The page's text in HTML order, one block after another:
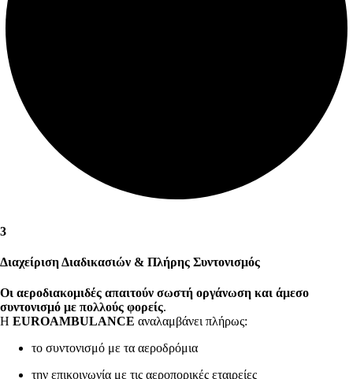
3
Διαχείριση Διαδικασιών & Πλήρης Συντονισμός
Οι αεροδιακομιδές απαιτούν σωστή οργάνωση και άμεσο
συντονισμό με πολλούς φορείς.
Η EUROAMBULANCE αναλαμβάνει πλήρως:
το συντονισμό με τα αεροδρόμια
την επικοινωνία με τις αεροπορικές εταιρείες